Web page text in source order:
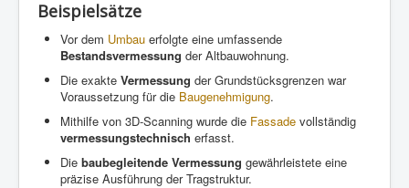
Beispielsätze
Vor dem Umbau erfolgte eine umfassende
Bestandsvermessung der Altbauwohnung.
Die exakte Vermessung der Grundstücksgrenzen war
Voraussetzung für die Baugenehmigung.
Mithilfe von 3D-Scanning wurde die Fassade vollständig
vermessungstechnisch erfasst.
Die baubegleitende Vermessung gewährleistete eine
präzise Ausführung der Tragstruktur.